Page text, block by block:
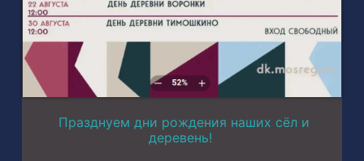
Празднуем дни рождения наших сёл и
деревень!